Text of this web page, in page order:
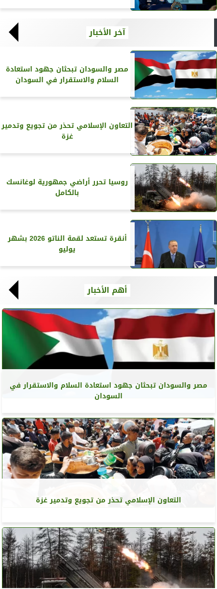
آخر الأخبار
مصر والسودان تبحثان جهود استعادة
السلام والاستقرار في السودان
التعاون الإسلامي تحذر من تجويع وتدمير
غزة
روسيا تحرر أراضي جمهورية لوغانسك
بالكامل
أنقرة تستعد لقمة الناتو 2026 بشهر
يوليو
أهم الأخبار
مصر والسودان تبحثان جهود استعادة السلام والاستقرار في
السودان
التعاون الإسلامي تحذر من تجويع وتدمير غزة